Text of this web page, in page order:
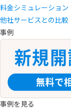
料金シミュレーション
他社サービスとの比較
事例
事例を見る